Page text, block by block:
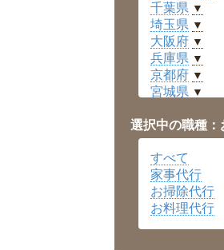
千葉県 ▼
埼玉県 ▼
大阪府 ▼
兵庫県 ▼
京都府 ▼
宮城県 ▼
福井県 ▼
岡山県 ▼
広島県
沖縄県 ▼
選択中の職種：
すべて
家事代行
お掃除代行
お料理代行